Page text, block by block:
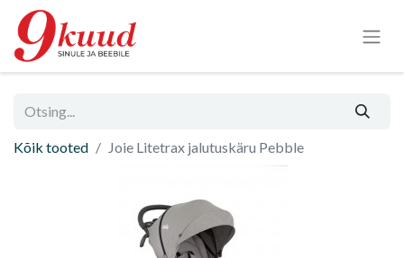
Kõik tooted Joie Litetrax jalutuskäru Pebble